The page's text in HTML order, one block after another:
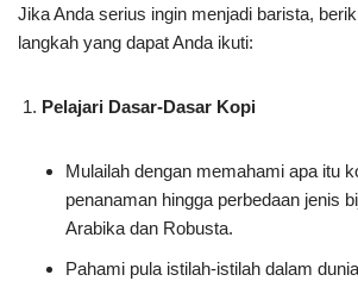
Jika Anda serius ingin menjadi barista,
langkah yang dapat Anda ikuti:
Pelajari Dasar-Dasar Kopi
Mulailah dengan memahami apa itu
penanaman hingga perbedaan jenis
Arabika dan Robusta.
Pahami pula istilah-istilah dalam